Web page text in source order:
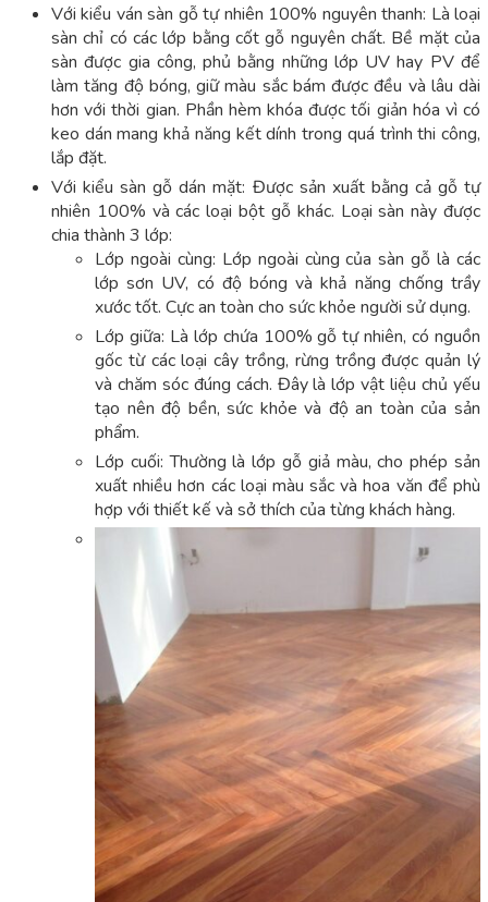
Với kiểu ván sàn gỗ tự nhiên 100% nguyên thanh: Là loại
sàn chỉ có các lớp bằng cốt gỗ nguyên chất. Bề mặt của
sàn được gia công, phủ bằng những lớp UV hay PV để
làm tăng độ bóng, giữ màu sắc bám được đều và lâu dài
hơn với thời gian. Phần hèm khóa được tối giản hóa vì có
keo dán mang khả năng kết dính trong quá trình thi công,
lắp đặt.
Với kiểu sàn gỗ dán mặt: Được sản xuất bằng cả gỗ tự
nhiên 100% và các loại bột gỗ khác. Loại sàn này được
chia thành 3 lớp:
Lớp ngoài cùng: Lớp ngoài cùng của sàn gỗ là các
lớp sơn UV, có độ bóng và khả năng chống trầy
xước tốt. Cực an toàn cho sức khỏe người sử dụng.
Lớp giữa: Là lớp chứa 100% gỗ tự nhiên, có nguồn
gốc từ các loại cây trồng, rừng trồng được quản lý
và chăm sóc đúng cách. Đây là lớp vật liệu chủ yếu
tạo nên độ bền, sức khỏe và độ an toàn của sản
phẩm.
Lớp cuối: Thường là lớp gỗ giả màu, cho phép sản
xuất nhiều hơn các loại màu sắc và hoa văn để phù
hợp với thiết kế và sở thích của từng khách hàng.